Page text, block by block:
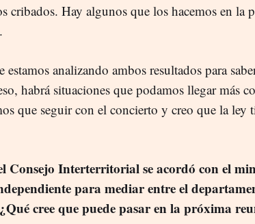
cribados. Hay algunos que los hacemos en la
estamos analizando ambos resultados para
habrá situaciones que podamos llegar más
que seguir con el concierto y creo que la ley
Consejo Interterritorial se acordó con el
para mediar entre el
cree que puede pasar en la próxima